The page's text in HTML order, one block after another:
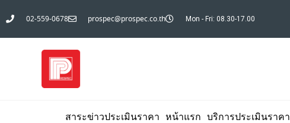
02-559-0678 prospec@prospec.co.th Mon - Fri: 08.30-17.00
สาระข่าวประเมินราคา หน้าแรก บริการประเมินราคา